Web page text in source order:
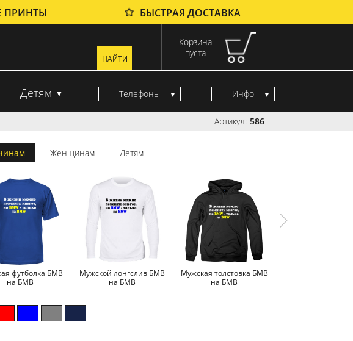
ПРИНТЫ БЫСТРАЯ ДОСТАВКА
Корзина
пуста
Детям Телефоны Инфо
Артикул: 586
Женщинам Детям
футболка БМВ
на БМВ
Мужской лонгслив БМВ
на БМВ
Мужская толстовка БМВ
на БМВ